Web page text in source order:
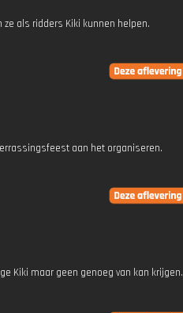
als ridders Kiki kunnen helpen.
aan het organiseren.
Kiki maar geen genoeg van kan krijgen.